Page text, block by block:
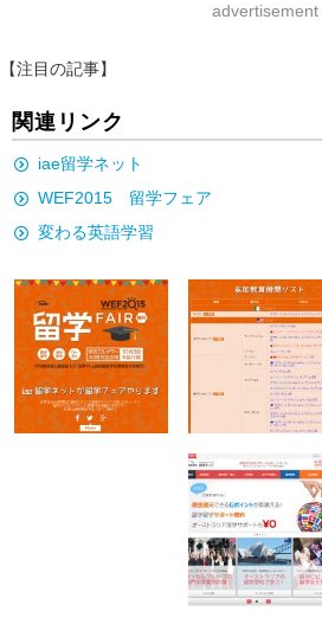
advertisement
【注目の記事】
関連リンク
iae留学ネット
WEF2015 留学フェア
変わる英語学習